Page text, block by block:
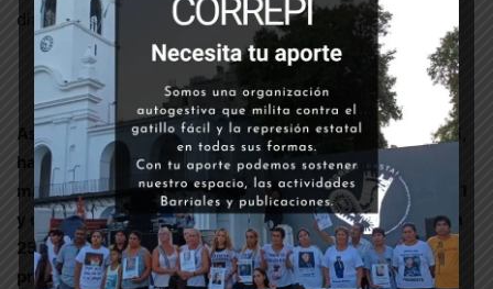
días.
Así, concluimos que la gestión inaugurada el 10/12/2015,
ha superado, antes de cumplir un año, las expectativas
más negativas. Con 241 casos en 2016, más 18 entre el 11
y el 31 de diciembre, el gobierno de Cambiemos totaliza
259 casos, a los que habrá que sumar los que se
produzcan en lo que queda del año, y los que todavía no